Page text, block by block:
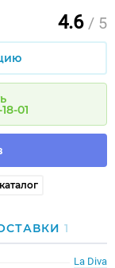
4.6 / 5
01
1
La Diva